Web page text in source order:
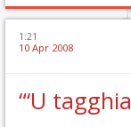
1:21
10 Apr 2008
“‘U